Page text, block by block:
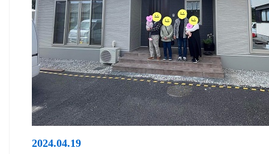
2024.04.19